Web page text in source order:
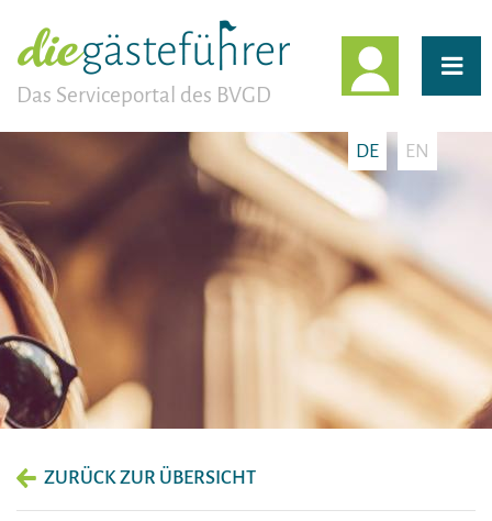
Das Serviceportal des BVGD
DE EN
ZURÜCK ZUR ÜBERSICHT